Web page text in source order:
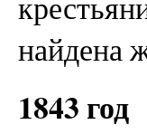
найдена
1843 год